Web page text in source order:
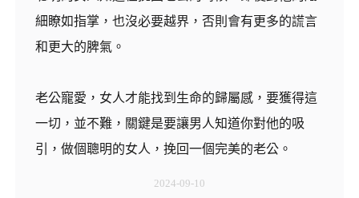
細瞭如指掌，也沒必要越界，否則會有更多的謊言
和更大的脾氣。
老公寵愛，女人才能找到生命的歸屬感，要獲得這
一切，並不難，關鍵是要讓男人知道你對他的吸
引，做個聰明的女人，挽回一個完美的老公。
2024-09-10